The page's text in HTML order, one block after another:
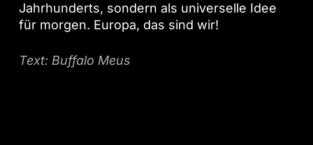
Jahrhunderts, sondern als universelle Idee
für morgen. Europa, das sind wir!
Text: Buffalo Meus